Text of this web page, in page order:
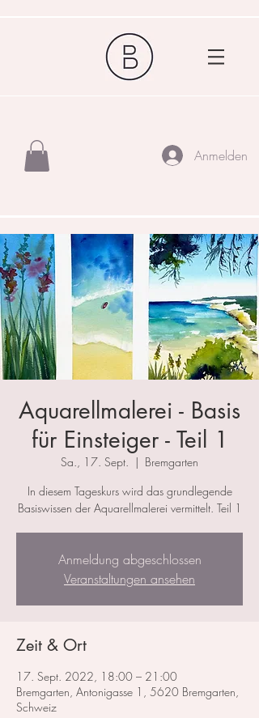
Anmelden
Aquarellmalerei - Basis
für Einsteiger - Teil 1
Sa., 17. Sept.
  |
Bremgarten
In diesem Tageskurs wird das grundlegende
Basiswissen der Aquarellmalerei vermittelt. Teil 1
Anmeldung abgeschlossen
Veranstaltungen ansehen
Zeit & Ort
17. Sept. 2022, 18:00 – 21:00
Bremgarten, Antonigasse 1, 5620 Bremgarten,
Schweiz